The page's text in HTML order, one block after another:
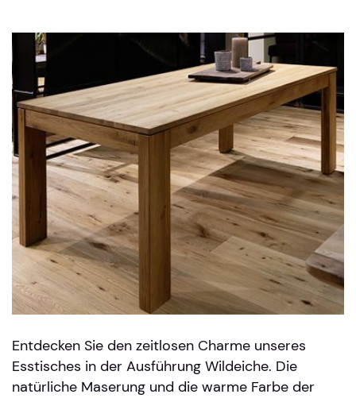
Entdecken Sie den zeitlosen Charme unseres
Esstisches in der Ausführung Wildeiche. Die
natürliche Maserung und die warme Farbe der